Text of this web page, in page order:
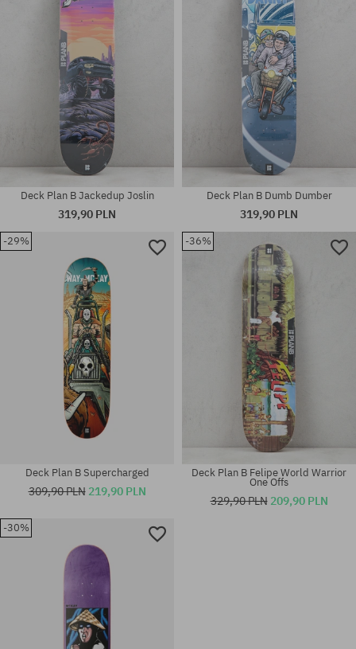
Dostępne rozmiary:
Dostępne rozmiary:
Dostępne rozmiary:
Deck Plan B Jackedup Joslin
319,90 PLN
Deck Plan B Dumb Dumber
319,90 PLN
-29%
Deck Plan B Supercharged
309,90 PLN 219,90 PLN
-36%
Deck Plan B Felipe World Warrior
One Offs
329,90 PLN 209,90 PLN
-30%